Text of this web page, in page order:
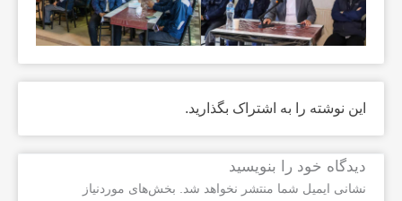
این نوشته را به اشتراک بگذارید.
دیدگاه‌ خود را بنویسید
نشانی ایمیل شما منتشر نخواهد شد. بخش‌های موردنیاز